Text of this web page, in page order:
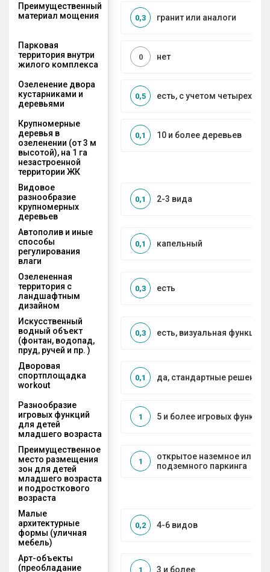
Преимущественный
материал мощения
гранит или аналоги
0,3
Парковая
территория внутри
жилого комплекса
нет
0
Озеленение двора
кустарниками и
деревьями
есть, с учетом четырех
0,5
Крупномерные
деревья в
озеленении (от 3 м
высотой), на 1 га
незастроенной
территории ЖК
10 и более деревьев
0,1
Видовое
разнообразие
крупномерных
деревьев
2-3 вида
0,1
Автополив и иные
способы
регулирования
влаги
капельный
0,1
Озелененная
территория с
ландшафтным
дизайном
есть
0,3
Искусственный
водный объект
(фонтан, водопад,
пруд, ручей и пр. )
есть, визуальная функция
0,3
Дворовая
спортплощадка
workout
да, стандартные решения
0,1
Разнообразие
игровых функций
для детей
младшего возраста
5 и более игровых функций
1
Преимущественное
место размещения
зон для детей
младшего возраста
и подросткового
возраста
открытое наземное или на
подземного паркинга
1
Малые
архитектурные
формы (уличная
мебель)
4-6 видов
0,2
Арт-объекты
(преобладание
3 и более
1